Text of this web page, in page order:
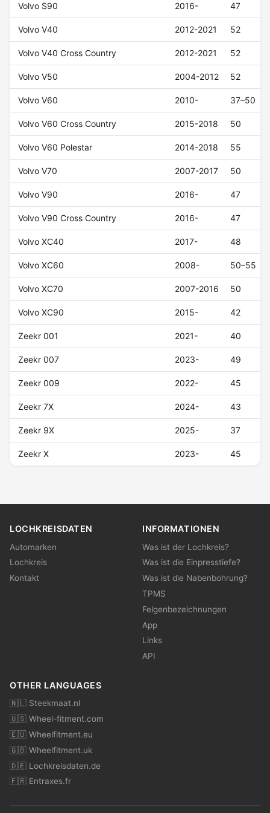
Volvo S90 2016- 47
Volvo V40 2012-2021 52
Volvo V40 Cross Country 2012-2021 52
Volvo V50 2004-2012 52
Volvo V60 2010- 37–50
Volvo V60 Cross Country 2015-2018 50
Volvo V60 Polestar 2014-2018 55
Volvo V70 2007-2017 50
Volvo V90 2016- 47
Volvo V90 Cross Country 2016- 47
Volvo XC40 2017- 48
Volvo XC60 2008- 50–55
Volvo XC70 2007-2016 50
Volvo XC90 2015- 42
Zeekr 001 2021- 40
Zeekr 007 2023- 49
Zeekr 009 2022- 45
Zeekr 7X 2024- 43
Zeekr 9X 2025- 37
Zeekr X 2023- 45
LOCHKREISDATEN
Automarken
Lochkreis
Kontakt
INFORMATIONEN
Was ist der Lochkreis?
Was ist die Einpresstiefe?
Was ist die Nabenbohrung?
TPMS
Felgenbezeichnungen
App
Links
API
OTHER LANGUAGES
🇳🇱 Steekmaat.nl
🇺🇸 Wheel-fitment.com
🇪🇺 Wheelfitment.eu
🇬🇧 Wheelfitment.uk
🇩🇪 Lochkreisdaten.de
🇫🇷 Entraxes.fr